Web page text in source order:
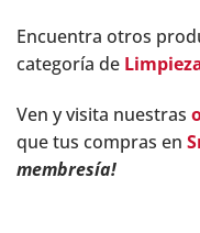
Encuentra otros
categoría de
Ven y visita nuestras
que tus compras en
membresía!